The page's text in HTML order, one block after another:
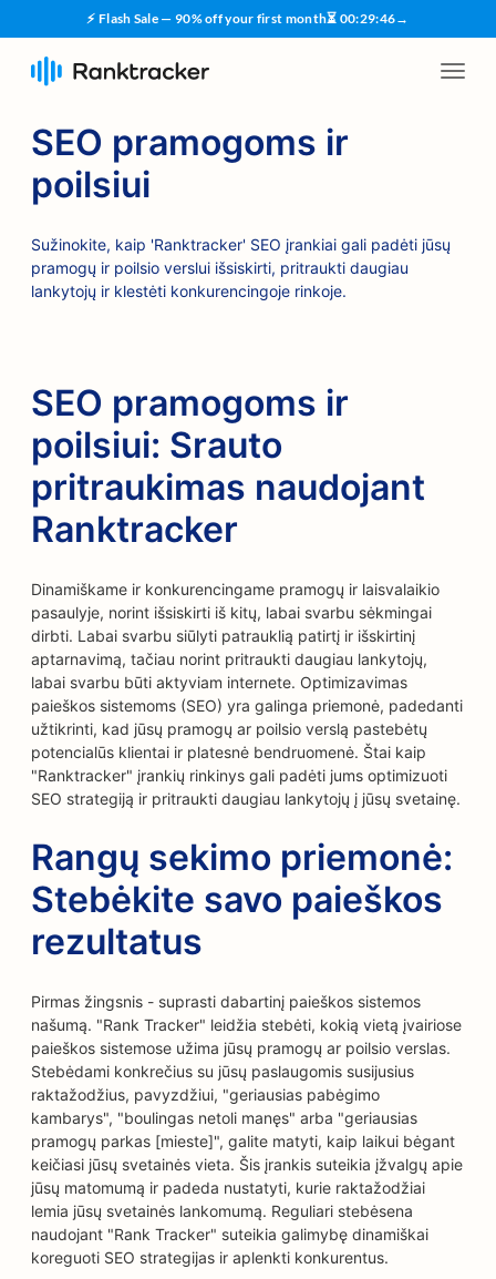
⚡ Flash Sale — 90% off your first month⏳ 00:29:45→
SEO pramogoms ir
poilsiui
Sužinokite, kaip 'Ranktracker' SEO įrankiai gali padėti jūsų
pramogų ir poilsio verslui išsiskirti, pritraukti daugiau
lankytojų ir klestėti konkurencingoje rinkoje.
SEO pramogoms ir
poilsiui: Srauto
pritraukimas naudojant
Ranktracker
Dinamiškame ir konkurencingame pramogų ir laisvalaikio
pasaulyje, norint išsiskirti iš kitų, labai svarbu sėkmingai
dirbti. Labai svarbu siūlyti patrauklią patirtį ir išskirtinį
aptarnavimą, tačiau norint pritraukti daugiau lankytojų,
labai svarbu būti aktyviam internete. Optimizavimas
paieškos sistemoms (SEO) yra galinga priemonė, padedanti
užtikrinti, kad jūsų pramogų ar poilsio verslą pastebėtų
potencialūs klientai ir platesnė bendruomenė. Štai kaip
"Ranktracker" įrankių rinkinys gali padėti jums optimizuoti
SEO strategiją ir pritraukti daugiau lankytojų į jūsų svetainę.
Rangų sekimo priemonė:
Stebėkite savo paieškos
rezultatus
Pirmas žingsnis - suprasti dabartinį paieškos sistemos
našumą. "Rank Tracker" leidžia stebėti, kokią vietą įvairiose
paieškos sistemose užima jūsų pramogų ar poilsio verslas.
Stebėdami konkrečius su jūsų paslaugomis susijusius
raktažodžius, pavyzdžiui, "geriausias pabėgimo
kambarys", "boulingas netoli manęs" arba "geriausias
pramogų parkas [mieste]", galite matyti, kaip laikui bėgant
keičiasi jūsų svetainės vieta. Šis įrankis suteikia įžvalgų apie
jūsų matomumą ir padeda nustatyti, kurie raktažodžiai
lemia jūsų svetainės lankomumą. Reguliari stebėsena
naudojant "Rank Tracker" suteikia galimybę dinamiškai
koreguoti SEO strategijas ir aplenkti konkurentus.